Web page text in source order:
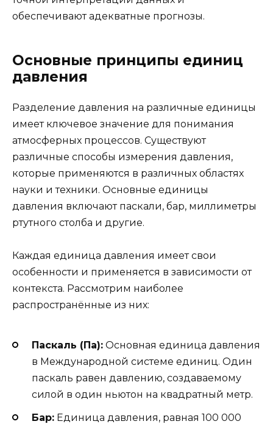
обеспечивают адекватные прогнозы.
Основные принципы единиц
давления
Разделение давления на различные единицы
имеет ключевое значение для понимания
атмосферных процессов. Существуют
различные способы измерения давления,
которые применяются в различных областях
науки и техники. Основные единицы
давления включают паскали, бар, миллиметры
ртутного столба и другие.
Каждая единица давления имеет свои
особенности и применяется в зависимости от
контекста. Рассмотрим наиболее
распространённые из них:
Паскаль (Па): Основная единица давления
в Международной системе единиц. Один
паскаль равен давлению, создаваемому
силой в один ньютон на квадратный метр.
Бар: Единица давления, равная 100 000